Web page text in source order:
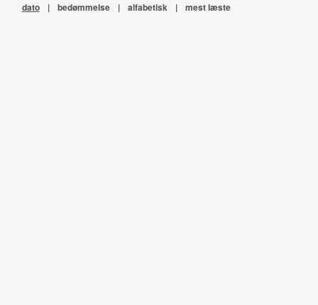
dato | bedømmelse | alfabetisk | mest læste